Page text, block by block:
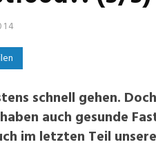
schnell gehen.
auch gesunde
im letzten Teil